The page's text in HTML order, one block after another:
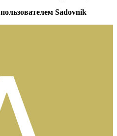
пользователем Sadovnik